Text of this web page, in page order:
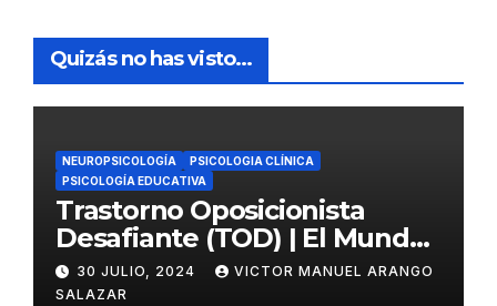
Quizás no has visto...
NEUROPSICOLOGÍA
PSICOLOGIA CLÍNICA
PSICOLOGÍA EDUCATIVA
Trastorno Oposicionista
Desafiante (TOD) | El Mundo
Psicológico
30 JULIO, 2024
VICTOR MANUEL ARANGO
SALAZAR